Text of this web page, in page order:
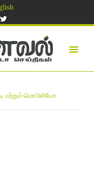
மற்றும் மொபிலியோ